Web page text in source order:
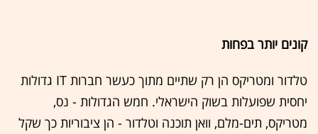
קונים יותר בפחות
טלדור ומטריקס הן רק שתיים מתוך כעשר חברות IT גדולות
יחסית שפועלות בשוק הישראלי. חמש הגדולות - נס,
מטריקס, תים-מלם, וואן תוכנה וטלדור - הן ציבוריות כך שקל